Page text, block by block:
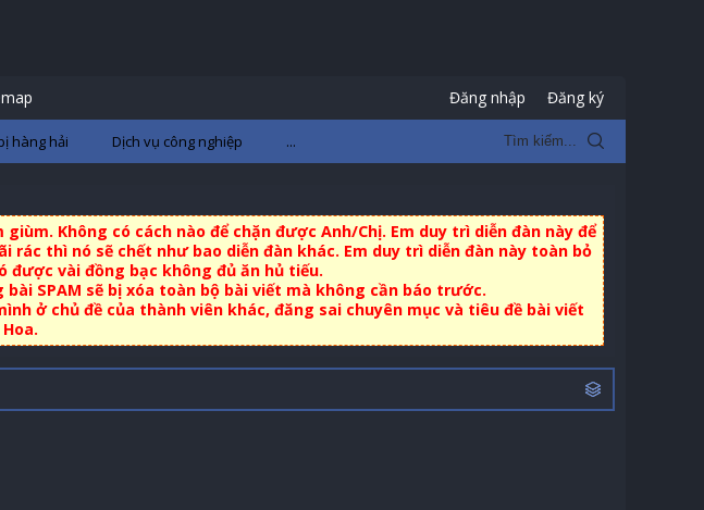
Không có cách nào để chặn được Anh/Chị. Em duy trì diễn đàn này để
thì nó sẽ chết như bao diễn đàn khác. Em duy trì diễn đàn này toàn bỏ
vài đồng bạc không đủ ăn hủ tiếu.
SPAM sẽ bị xóa toàn bộ bài viết mà không cần báo trước.
ở chủ đề của thành viên khác, đăng sai chuyên mục và tiêu đề bài viết
hàng hải Dịch vụ công nghiệp ...
Đăng nhập Đăng ký